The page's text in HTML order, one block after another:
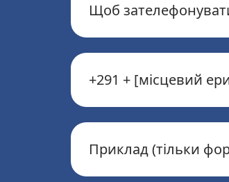
Щоб
+291 + [місцевий
Приклад (тільки